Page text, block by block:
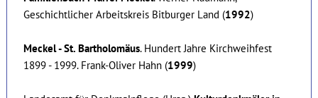
Geschichtlicher Arbeitskreis Bitburger Land (1992)
Meckel - St. Bartholomäus. Hundert Jahre Kirchweihfest
1899 - 1999. Frank-Oliver Hahn (1999)